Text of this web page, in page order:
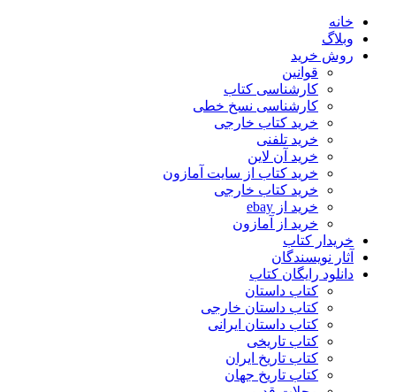
خانه
وبلاگ
روش خرید
قوانین
کارشناسی کتاب
کارشناسی نسخ خطی
خرید کتاب خارجی
خرید تلفنی
خرید آن لاین
خرید کتاب از سایت آمازون
خرید کتاب خارجی
خرید از ebay
خرید از آمازون
خریدار کتاب
آثار نویسندگان
دانلود رایگان کتاب
کتاب داستان
کتاب داستان خارجی
کتاب داستان ایرانی
کتاب تاریخی
کتاب تاریخ ایران
کتاب تاریخ جهان